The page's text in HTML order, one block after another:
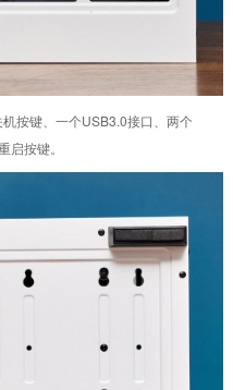
按键、一个USB3.0接口、两个
按键。